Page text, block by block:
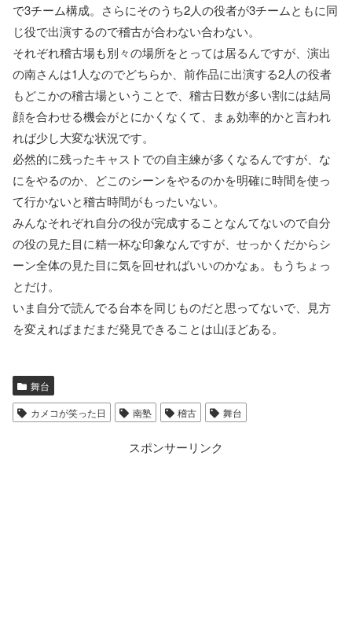
で3チーム構成。さらにそのうち2人の役者が3チームともに同
じ役で出演するので稽古が合わない合わない。
それぞれ稽古場も別々の場所をとっては居るんですが、演出
の南さんは1人なのでどちらか、前作品に出演する2人の役者
もどこかの稽古場ということで、稽古日数が多い割には結局
顔を合わせる機会がとにかくなくて、まぁ効率的かと言われ
れば少し大変な状況です。
必然的に残ったキャストでの自主練が多くなるんですが、な
にをやるのか、どこのシーンをやるのかを明確に時間を使っ
て行かないと稽古時間がもったいない。
みんなそれぞれ自分の役が完成することなんてないので自分
の役の見た目に精一杯な印象なんですが、せっかくだからシ
ーン全体の見た目に気を回せればいいのかなぁ。もうちょっ
とだけ。
いま自分で読んでる台本を同じものだと思ってないで、見方
を変えればまだまだ発見できることは山ほどある。
舞台
カメコが笑った日 南塾 稽古 舞台
スポンサーリンク